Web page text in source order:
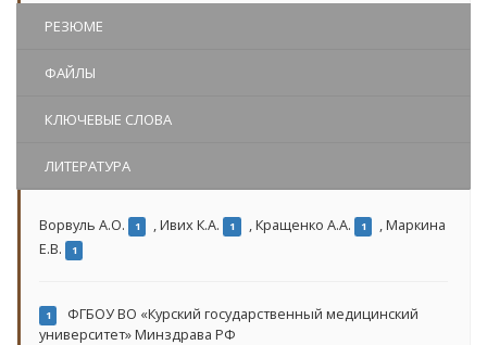
РЕЗЮМЕ
ФАЙЛЫ
КЛЮЧЕВЫЕ СЛОВА
ЛИТЕРАТУРА
Ворвуль А.О. 1 ,Ивих К.А. 1 ,Кращенко А.А. 1 ,Маркина
Е.В.
1
1
ФГБОУ ВО «Курский государственный медицинский
университет» Минздрава РФ